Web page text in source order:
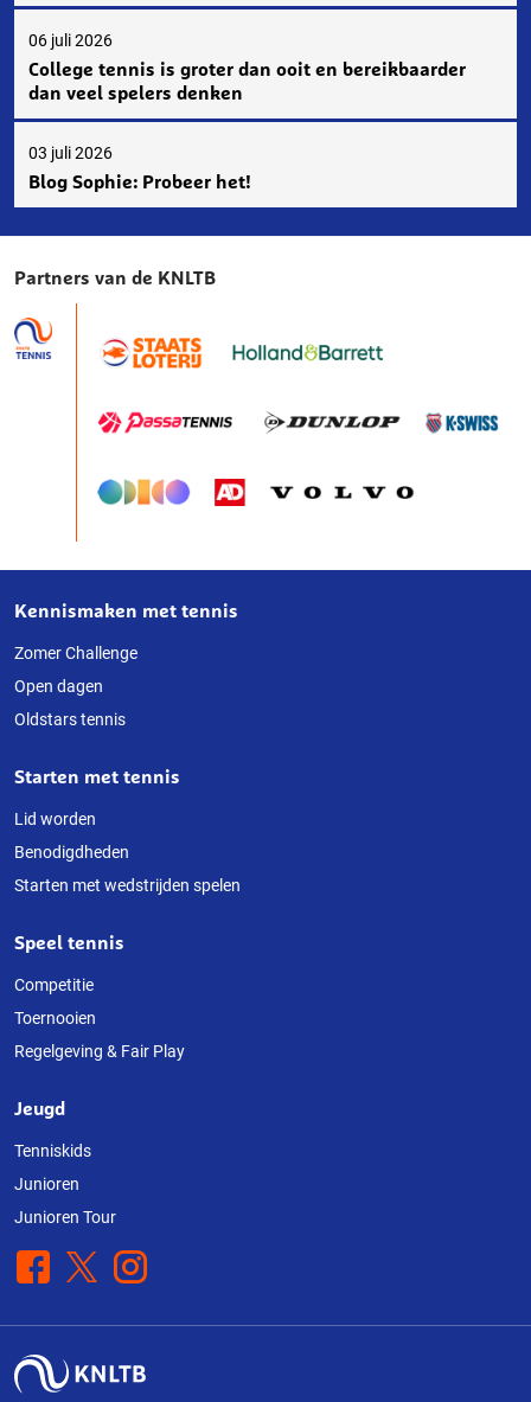
06 juli 2026
College tennis is groter dan ooit en bereikbaarder
dan veel spelers denken
03 juli 2026
Blog Sophie: Probeer het!
Partners van de KNLTB
Over
deze
website
Kennismaken met tennis
Zomer Challenge
Open dagen
Oldstars tennis
Starten met tennis
Lid worden
Benodigdheden
Starten met wedstrijden spelen
Speel tennis
Competitie
Toernooien
Regelgeving & Fair Play
Jeugd
Tenniskids
Junioren
Junioren Tour
Facebook
X Instagram